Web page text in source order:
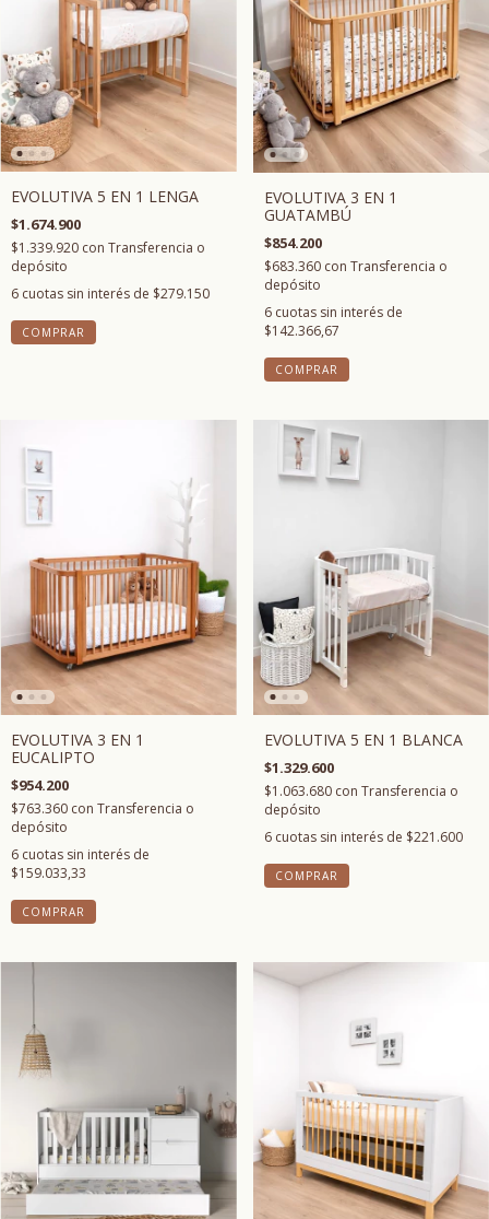
EVOLUTIVA 5 EN 1 LENGA
$1.674.900
$1.339.920 con Transferencia o
depósito
6 cuotas sin interés de $279.150
COMPRAR
EVOLUTIVA 3 EN 1
GUATAMBÚ
$854.200
$683.360 con Transferencia o
depósito
6 cuotas sin interés de
$142.366,67
COMPRAR
EVOLUTIVA 3 EN 1
EUCALIPTO
$954.200
$763.360 con Transferencia o
depósito
6 cuotas sin interés de
$159.033,33
COMPRAR
EVOLUTIVA 5 EN 1 BLANCA
$1.329.600
$1.063.680 con Transferencia o
depósito
6 cuotas sin interés de $221.600
COMPRAR